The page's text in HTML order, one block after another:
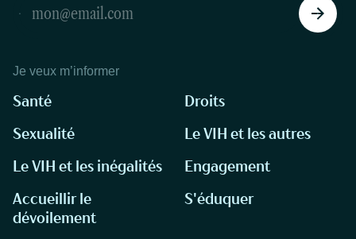
Je veux m’informer
Santé
Droits
Sexualité
Le VIH et les autres
Le VIH et les inégalités
Engagement
Accueillir le
dévoilement
S'éduquer